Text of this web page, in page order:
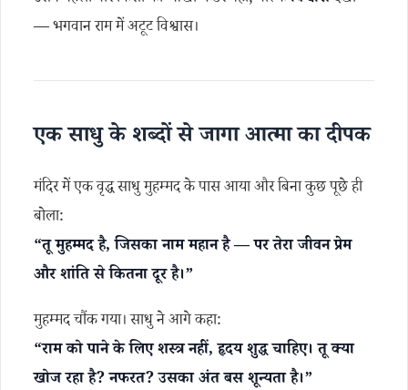
— भगवान राम में अटूट विश्वास।
एक साधु के शब्दों से जागा आत्मा का दीपक
मंदिर में एक वृद्ध साधु मुहम्मद के पास आया और बिना कुछ पूछे ही
बोला:
“तू मुहम्मद है, जिसका नाम महान है — पर तेरा जीवन प्रेम
और शांति से कितना दूर है।”
मुहम्मद चौंक गया। साधु ने आगे कहा:
“राम को पाने के लिए शस्त्र नहीं, हृदय शुद्ध चाहिए। तू क्या
खोज रहा है? नफरत? उसका अंत बस शून्यता है।”